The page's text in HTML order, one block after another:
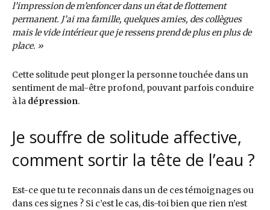
l’impression de m’enfoncer dans un état de flottement
permanent. J’ai ma famille, quelques amies, des collègues
mais le vide intérieur que je ressens prend de plus en plus de
place. »
Cette solitude peut plonger la personne touchée dans un
sentiment de mal-être profond, pouvant parfois conduire
à la dépression.
Je souffre de solitude affective,
comment sortir la tête de l’eau ?
Est-ce que tu te reconnais dans un de ces témoignages ou
dans ces signes ? Si c’est le cas, dis-toi bien que rien n’est